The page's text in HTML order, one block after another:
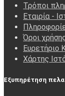
Τρόποι
Εταιρία -
Όροι
Ευρετήριο
Χάρτης
Εξυπηρέτηση